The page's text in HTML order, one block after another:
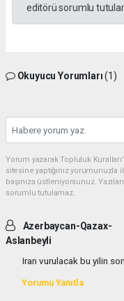
editörü sorumlu
Okuyucu Yorumları(1)
Yorum yazarak Topluluk
sitesine yaptığınız
başınıza üstleniyorsunuz.
sorumlu tutulamaz.
Azerbaycan-Qazax-
Aslanbeyli
Iran vurulacak bu yilin
Yorumu Yanıtla